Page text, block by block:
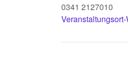
0341 2127010